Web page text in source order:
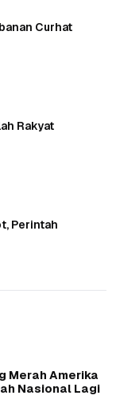
Curhat
Rakyat
Perintah
Merah Amerika
Nasional Lagi